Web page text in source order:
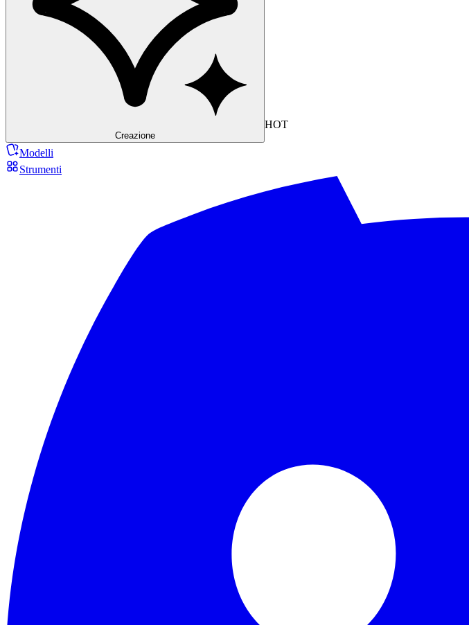
Creazione
HOT
Modelli
Strumenti